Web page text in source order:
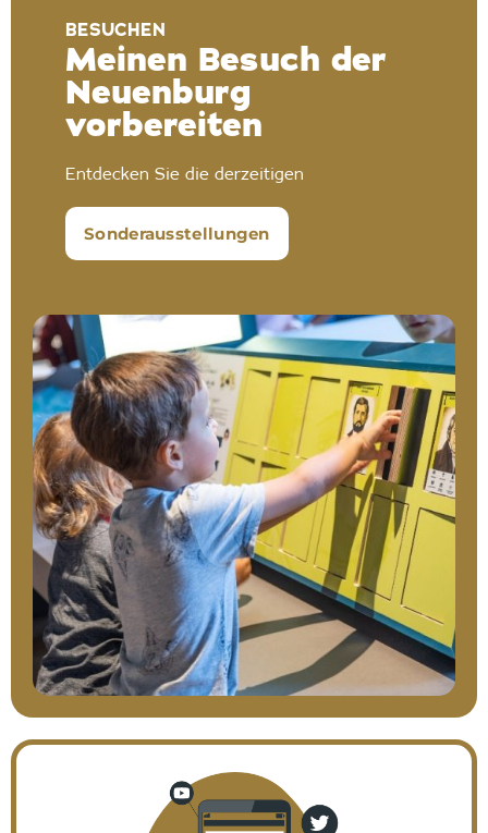
BESUCHEN
Meinen Besuch der
Neuenburg
vorbereiten
Entdecken Sie die derzeitigen
Sonderausstellungen